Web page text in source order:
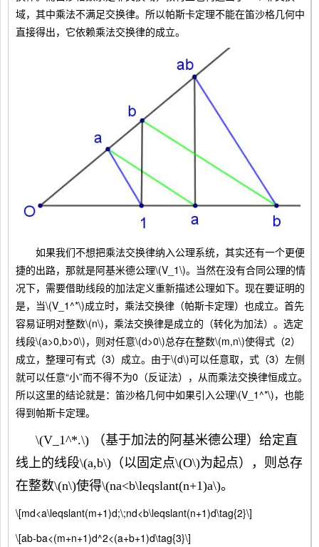
域，其中乘法不满足交换律。所以帕斯卡定理不能在笛沙格几何中
直接得出，它依赖乘法交换律的成立。
如果我们不想把乘法交换律纳入公理系统，其实还有一个更便
捷的出路，那就是阿基米德公理\(V_1\)。当然在没有合同公理的情
况下，需要借助线段的加法定义重新描述公理如下。现在要证明的
是，当\(V_1^*\)成立时，乘法交换律（帕斯卡定理）也成立。首先
容易证明对整数\(n\)，乘法交换律是成立的（转化为加法）。选定
线段\(a>0,b>0\)，则对任意\(d>0\)总存在整数\(m,n\)使得式（2）
成立，整理可有式（3）成立。由于\(d\)可以任意取，式（3）左侧
就可以任意“小”而不得不为0（反证法），从而乘法交换律恒成立。
所以这里的结论就是：笛沙格几何中如果引入公理\(V_1^*\)，也能
得到帕斯卡定理。
\(V_1^*.\) （基于加法的阿基米德公理）给定直
线上的线段\(a,b\)（以固定点\(O\)为起点），则总存
在整数\(n\)使得\(na<b\leqslant(n+1)a\)。
\[md<a\leqslant(m+1)d;\;nd<b\leqslant(n+1)d\tag{2}\]
\[ab-ba<(m+n+1)d^2<(a+b+1)d\tag{3}\]